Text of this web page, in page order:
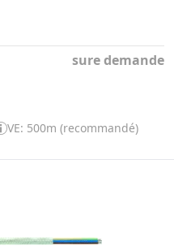
sure demande
VE: 500m (recommandé)